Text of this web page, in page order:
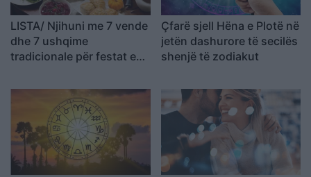
LISTA/ Njihuni me 7 vende
dhe 7 ushqime
tradicionale për festat e
Çfarë sjell Hëna e Plotë në
jetën dashurore të secilës
shenjë të zodiakut